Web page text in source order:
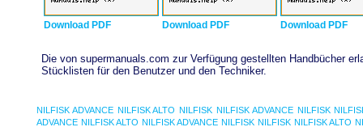
Download PDF Download PDF Download PDF
Die von supermanuals.com zur Verfügung gestellten Handbücher
Stücklisten für den Benutzer und den Techniker.
NILFISK ADVANCE NILFISK ALTO NILFISK NILFISK ADVANCE NILFISK
ADVANCE NILFISK ALTO NILFISK ADVANCE NILFISK NILFISK NILFISK ALTO